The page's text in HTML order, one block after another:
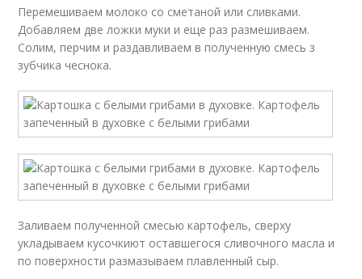
Перемешиваем молоко со сметаной или сливками.
Добавляем две ложки муки и еще раз размешиваем.
Солим, перчим и раздавливаем в полученную смесь з
зубчика чеснока.
Заливаем полученной смесью картофель, сверху
укладываем кусочкиют оставшегося сливочного масла и
по поверхности размазываем плавленный сыр.